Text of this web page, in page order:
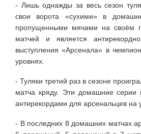
- Лишь однажды за весь сезон
свои ворота «сухими» в
пропущенными мячами на своём
матчей и является
выступления «Арсенала» в
уровнях.
- Туляки третий раз в сезоне
матча кряду. Эти домашние серии
антирекордами для арсенальцев на
- В последних 8 домашних матчах